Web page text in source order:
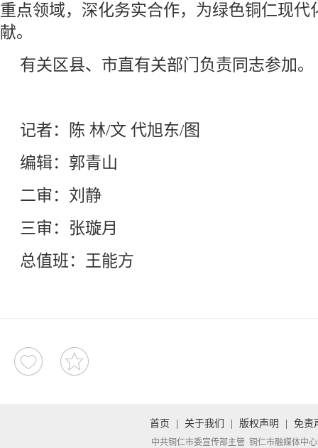
重点领域，深化务实合作，为绿色铜仁现代
献。
有关区县、市直有关部门负责同志参加。
记者：陈 林/文 代旭东/图
编辑：郭青山
二审：刘静
三审：张璇月
总值班：王能方
首页 关于我们 版权声明 免责
中共铜仁市委宣传部主管 铜仁市融媒体中心